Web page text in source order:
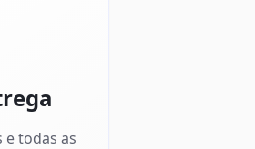
e todas as